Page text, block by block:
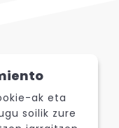
ak eta
soilik zure